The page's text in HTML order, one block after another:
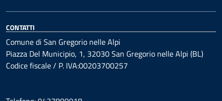
CONTATTI
Comune di San Gregorio nelle Alpi
Piazza Del Municipio, 1, 32030 San Gregorio nelle Alpi (BL)
Codice fiscale / P. IVA:00203700257